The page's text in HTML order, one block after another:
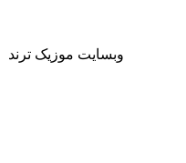
وبسایت موزیک ترند